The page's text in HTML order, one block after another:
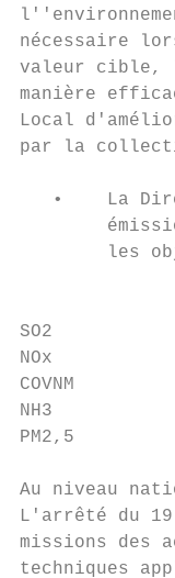
nécessaire
valeur cible,
manière
Local
par la
•    La
les
SO2
NOx
COVNM
NH3
PM2,5
Au niveau
L'arrêté du
missions
techniques